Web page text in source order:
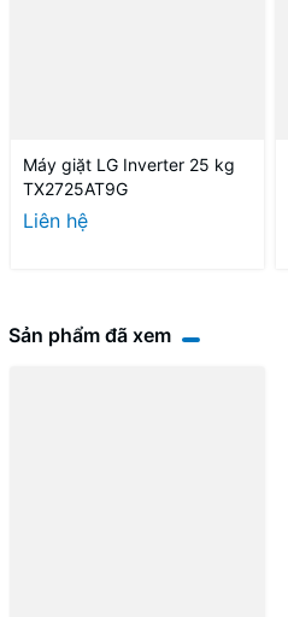
Máy giặt LG Inverter 25 kg
TX2725AT9G
Liên hệ
Sản phẩm đã xem